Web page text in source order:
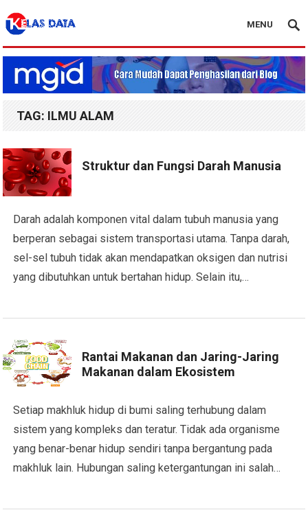
Blog Kelas Data
MENU
TAG: ILMU ALAM
Struktur dan Fungsi Darah Manusia
Darah adalah komponen vital dalam tubuh manusia yang
berperan sebagai sistem transportasi utama. Tanpa darah,
sel-sel tubuh tidak akan mendapatkan oksigen dan nutrisi
yang dibutuhkan untuk bertahan hidup. Selain itu,…
Rantai Makanan dan Jaring-Jaring
Makanan dalam Ekosistem
Setiap makhluk hidup di bumi saling terhubung dalam
sistem yang kompleks dan teratur. Tidak ada organisme
yang benar-benar hidup sendiri tanpa bergantung pada
makhluk lain. Hubungan saling ketergantungan ini salah…